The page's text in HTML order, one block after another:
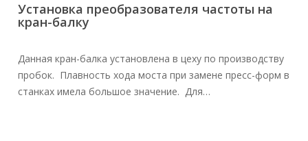
Установка преобразователя частоты на
кран-балку
Данная кран-балка установлена в цеху по производству
пробок. Плавность хода моста при замене пресс-форм в
станках имела большое значение. Для…